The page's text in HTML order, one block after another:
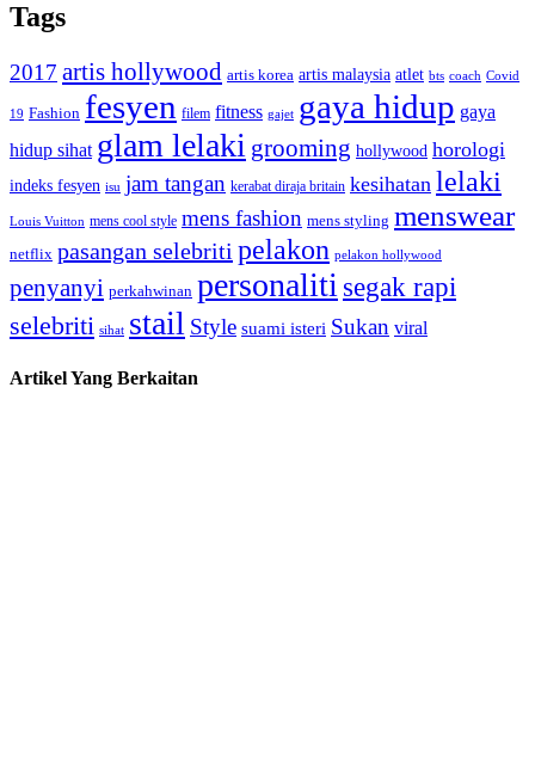
Tags
2017 artis hollywood artis korea artis malaysia atlet bts coach Covid
19 Fashion fesyen filem fitness gajet gaya hidup gaya
hidup sihat glam lelaki grooming hollywood horologi
indeks fesyen isu jam tangan kerabat diraja britain kesihatan lelaki
Louis Vuitton mens cool style mens fashion mens styling menswear
netflix pasangan selebriti pelakon pelakon hollywood
penyanyi perkahwinan personaliti segak rapi
selebriti sihat stail Style suami isteri Sukan viral
Artikel Yang Berkaitan